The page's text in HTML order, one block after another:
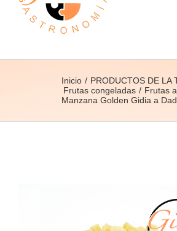
Inicio
PRODUCTOS DE LA
Frutas congeladas
Frutas
Manzana Golden Gidia a